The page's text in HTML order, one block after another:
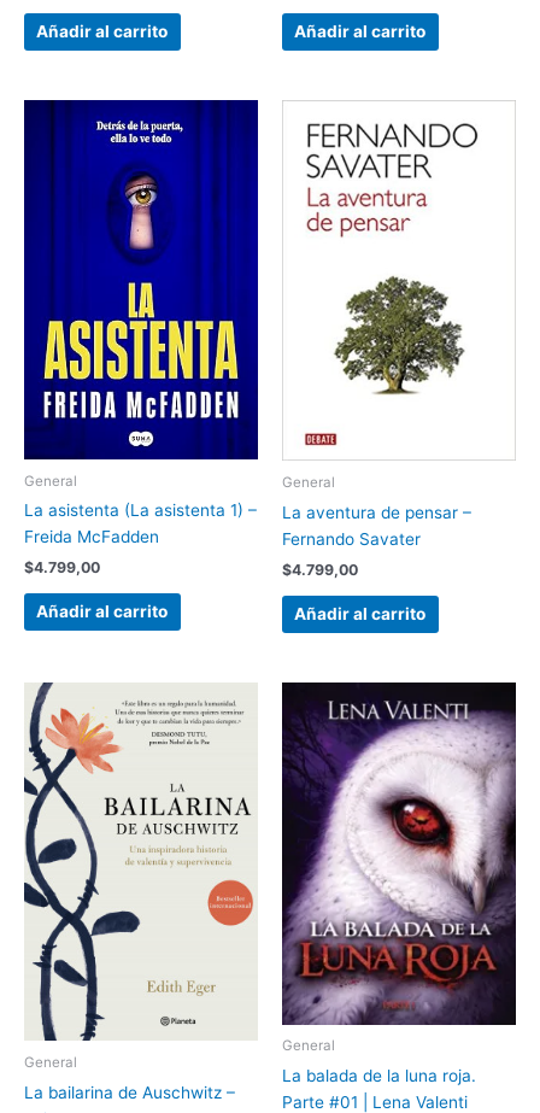
Añadir al carrito Añadir al carrito
General
La asistenta (La asistenta 1) –
Freida McFadden
$4.799,00
Añadir al carrito
General
La aventura de pensar –
Fernando Savater
$4.799,00
Añadir al carrito
General
La bailarina de Auschwitz –
General
La balada de la luna roja.
Parte #01 | Lena Valenti